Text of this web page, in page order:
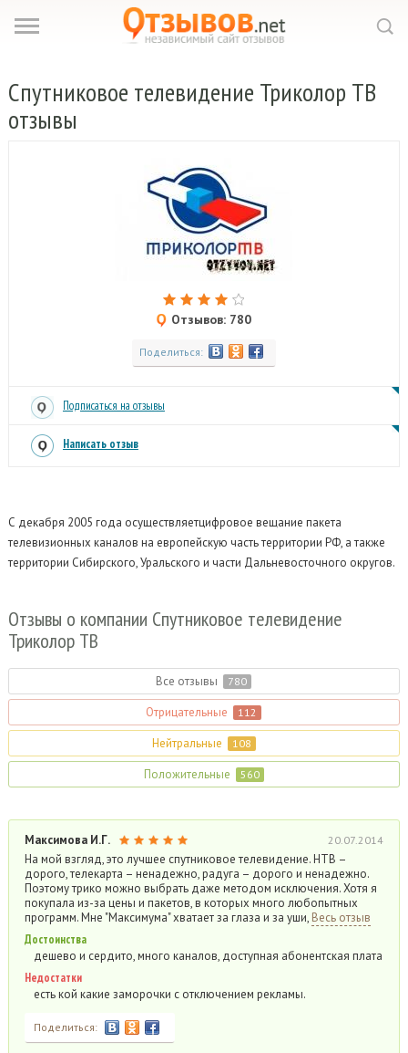
Спутниковое телевидение Триколор ТВ
отзывы
Отзывов: 780
Поделиться:
Подписаться на отзывы
Написать отзыв
С декабря 2005 года осуществляетцифровое вещание пакета
телевизионных каналов на европейскую часть территории РФ, а также
территории Сибирского, Уральского и части Дальневосточного округов.
Отзывы о компании Спутниковое телевидение
Триколор ТВ
Все отзывы 780
Отрицательные 112
Нейтральные 108
Положительные 560
Максимова И.Г. 20.07.2014
На мой взгляд, это лучшее спутниковое телевидение. НТВ –
дорого, телекарта – ненадежно, радуга – дорого и ненадежно.
Поэтому трико можно выбрать даже методом исключения. Хотя я
покупала из-за цены и пакетов, в которых много любопытных
программ. Мне "Максимума" хватает за глаза и за уши, Весь отзыв
Достоинства
дешево и сердито, много каналов, доступная абонентская плата
Недостатки
есть кой какие заморочки с отключением рекламы.
Поделиться: